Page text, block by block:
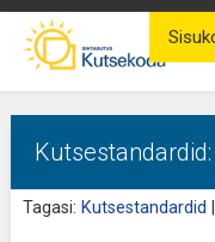
Tagasi: Kutsestandardid